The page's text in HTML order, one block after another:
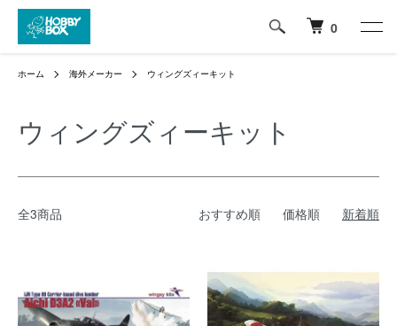
0
ホーム 海外メーカー ウィングズィーキット
ウィングズィーキット
全3商品 おすすめ順 価格順 新着順